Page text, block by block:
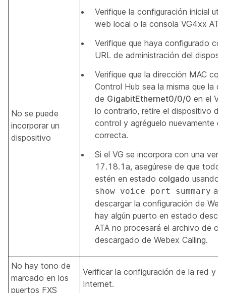
No se puede
incorporar un
dispositivo
Verifique la configuración inicial
web local o la consola VG4xx ATA.
Verifique que haya configurado
URL de administración del
Verifique que la dirección MAC
Control Hub sea la misma que la
de GigabitEthernet0/0/0 en el
lo contrario, retire el dispositivo
control y agréguelo nuevamente
correcta.
Si el VG se incorpora con una
17.18.1a, asegúrese de que
estén en estado colgado usando
show voice port summary
descargar la configuración de
hay algún puerto en estado
ATA no procesará el archivo de
descargado de Webex Calling.
No hay tono de
marcado en los
puertos FXS
Verificar la configuración de la red y
Internet.